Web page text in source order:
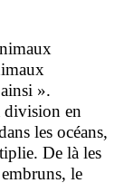
».
division en
les océans,
De là les
le